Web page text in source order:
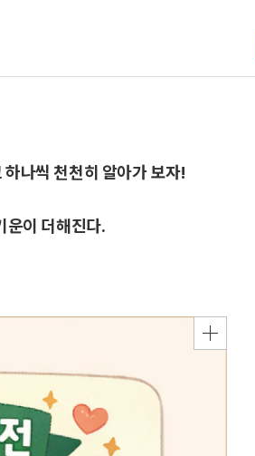
나씩 천천히 알아가 보자!
운이 더해진다.